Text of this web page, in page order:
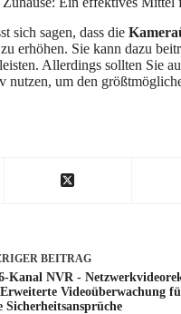
sich sagen, dass die
erhöhen. Sie kann dazu
Allerdings sollten Sie
nutzen, um den
BEITRAG
Kanal NVR -
Videoüberwachung
Sicherheitsansprüche